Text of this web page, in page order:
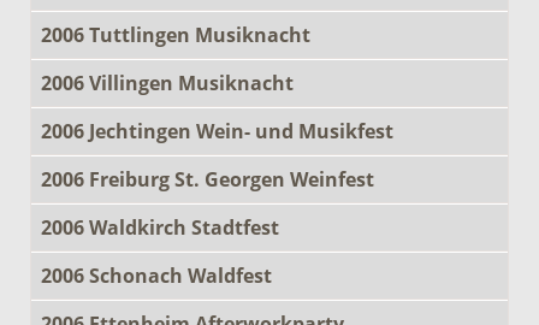
2006 Tuttlingen Musiknacht
2006 Villingen Musiknacht
2006 Jechtingen Wein- und Musikfest
2006 Freiburg St. Georgen Weinfest
2006 Waldkirch Stadtfest
2006 Schonach Waldfest